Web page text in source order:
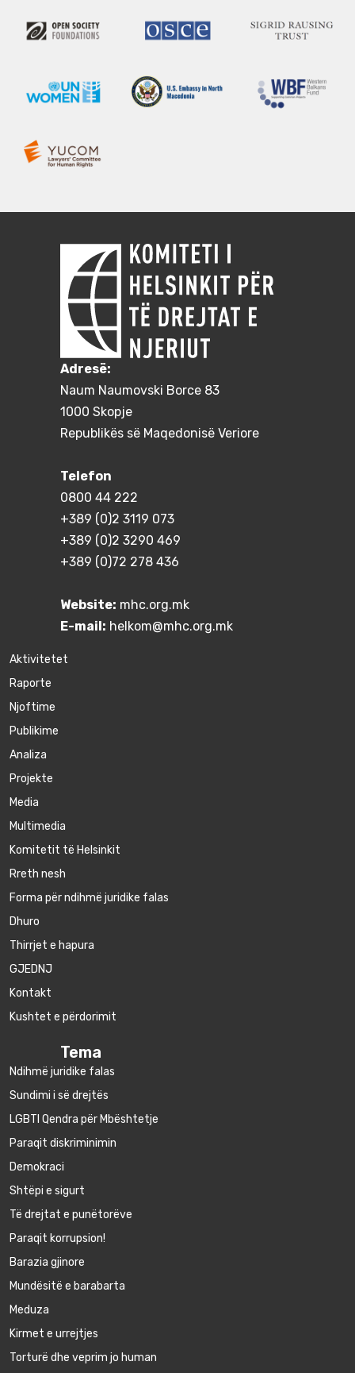
Adresë:
Naum Naumovski Borce 83
1000 Skopje
Republikës së Maqedonisë Veriore
Telefon
0800 44 222
+389 (0)2 3119 073
+389 (0)2 3290 469
+389 (0)72 278 436
Website: mhc.org.mk
E-mail: helkom@mhc.org.mk
Aktivitetet
Raporte
Njoftime
Publikime
Аnaliza
Projekte
Media
Multimedia
Komitetit të Helsinkit
Rreth nesh
Forma për ndihmë juridike falas
Dhuro
Thirrjet e hapura
GJEDNJ
Kontakt
Kushtet e përdorimit
Tema
Ndihmë juridike falas
Sundimi i së drejtës
LGBTI Qendra për Mbështetje
Paraqit diskriminimin
Demokraci
Shtëpi e sigurt
Të drejtat e punëtorëve
Paraqit korrupsion!
Barazia gjinore
Mundësitë e barabarta
Meduza
Kirmet e urrejtjes
Torturë dhe veprim jo human